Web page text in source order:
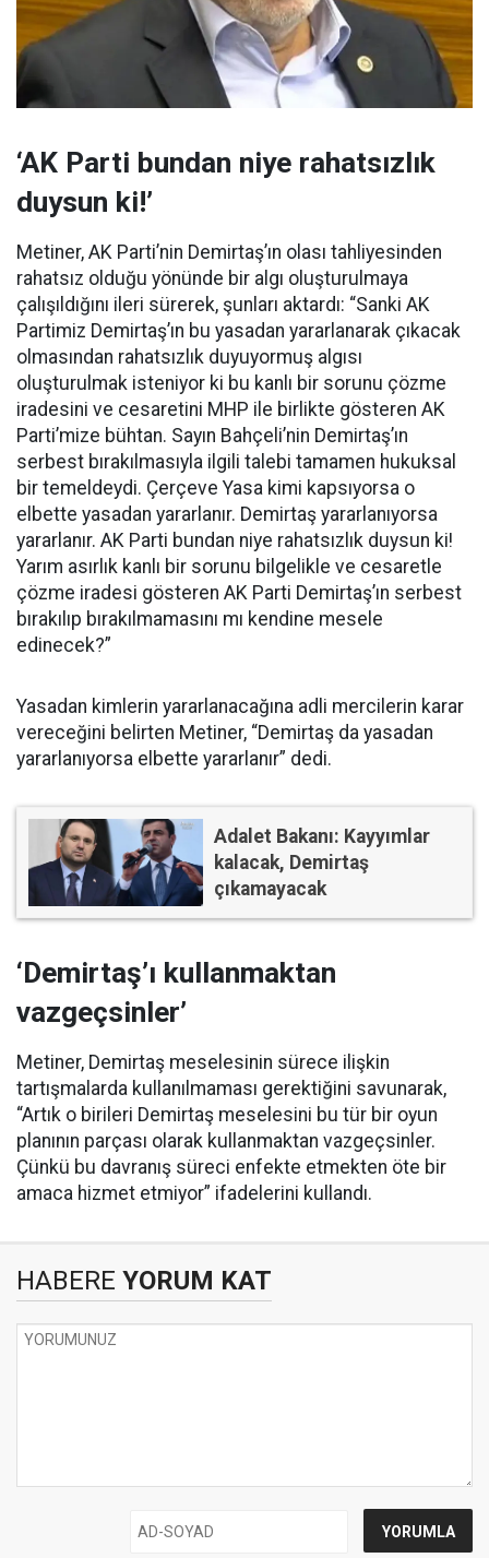
‘AK Parti bundan niye rahatsızlık
duysun ki!’
Metiner, AK Parti’nin Demirtaş’ın olası tahliyesinden
rahatsız olduğu yönünde bir algı oluşturulmaya
çalışıldığını ileri sürerek, şunları aktardı: “Sanki AK
Partimiz Demirtaş’ın bu yasadan yararlanarak çıkacak
olmasından rahatsızlık duyuyormuş algısı
oluşturulmak isteniyor ki bu kanlı bir sorunu çözme
iradesini ve cesaretini MHP ile birlikte gösteren AK
Parti’mize bühtan. Sayın Bahçeli’nin Demirtaş’ın
serbest bırakılmasıyla ilgili talebi tamamen hukuksal
bir temeldeydi. Çerçeve Yasa kimi kapsıyorsa o
elbette yasadan yararlanır. Demirtaş yararlanıyorsa
yararlanır. AK Parti bundan niye rahatsızlık duysun ki!
Yarım asırlık kanlı bir sorunu bilgelikle ve cesaretle
çözme iradesi gösteren AK Parti Demirtaş’ın serbest
bırakılıp bırakılmamasını mı kendine mesele
edinecek?”
Yasadan kimlerin yararlanacağına adli mercilerin karar
vereceğini belirten Metiner, “Demirtaş da yasadan
yararlanıyorsa elbette yararlanır” dedi.
Adalet Bakanı: Kayyımlar
kalacak, Demirtaş
çıkamayacak
‘Demirtaş’ı kullanmaktan
vazgeçsinler’
Metiner, Demirtaş meselesinin sürece ilişkin
tartışmalarda kullanılmaması gerektiğini savunarak,
“Artık o birileri Demirtaş meselesini bu tür bir oyun
planının parçası olarak kullanmaktan vazgeçsinler.
Çünkü bu davranış süreci enfekte etmekten öte bir
amaca hizmet etmiyor” ifadelerini kullandı.
HABERE YORUM KAT